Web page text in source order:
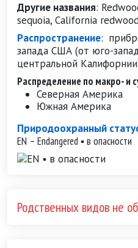
Другие названия:
sequoia, California
Распространение:
запада США (от юго-
центральной
Распределение по макро- и
Северная Америка
Южная Америка
Природоохранный
EN – Endangered ▪ в опасности
Родственных видов не